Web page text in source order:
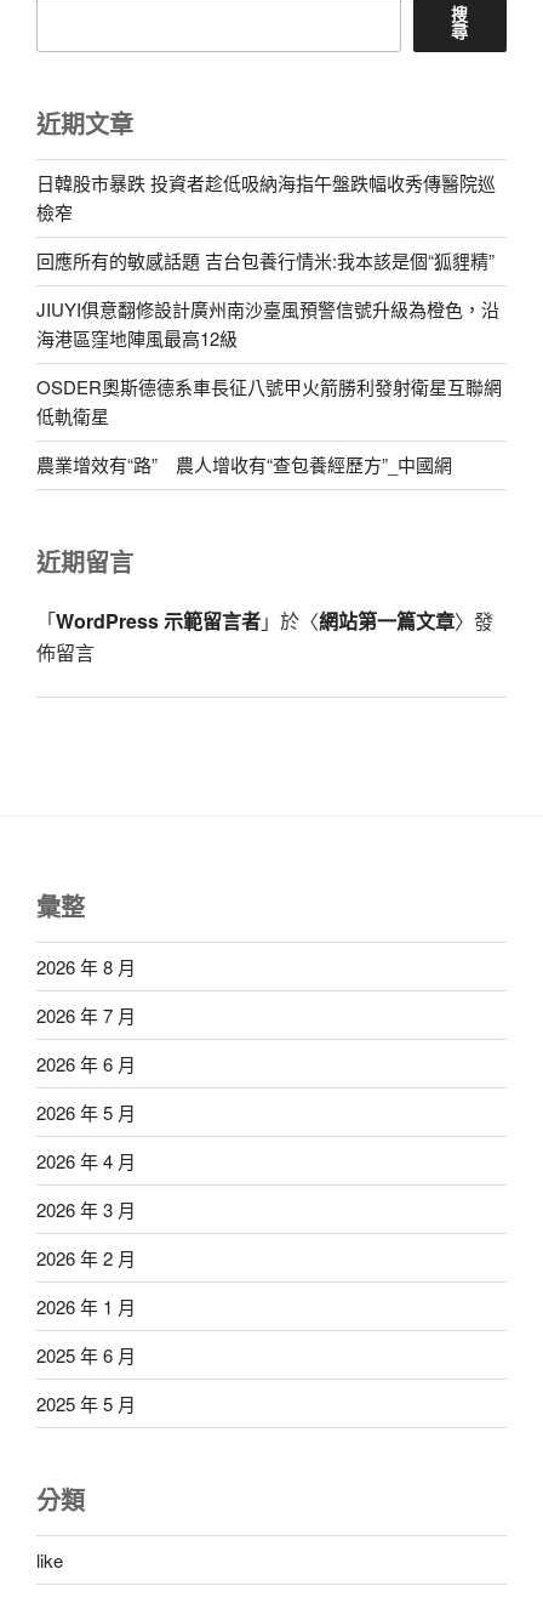
搜
尋
近期文章
日韓股市暴跌 投資者趁低吸納海指午盤跌幅收秀傳醫院巡
檢窄
回應所有的敏感話題 吉台包養行情米:我本該是個“狐貍精”
JIUYI俱意翻修設計廣州南沙臺風預警信號升級為橙色，沿
海港區窪地陣風最高12級
OSDER奧斯德德系車長征八號甲火箭勝利發射衛星互聯網
低軌衛星
農業增效有“路” 農人增收有“查包養經歷方”_中國網
近期留言
「WordPress 示範留言者」於〈網站第一篇文章〉發
佈留言
彙整
2026 年 8 月
2026 年 7 月
2026 年 6 月
2026 年 5 月
2026 年 4 月
2026 年 3 月
2026 年 2 月
2026 年 1 月
2025 年 6 月
2025 年 5 月
分類
like